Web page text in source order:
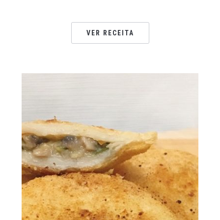
VER RECEITA